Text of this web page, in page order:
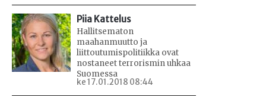
Piia Kattelus
Hallitsematon
maahanmuutto ja
liittoutumispolitiikka ovat
nostaneet terrorismin uhkaa
Suomessa
ke 17.01.2018 08:44